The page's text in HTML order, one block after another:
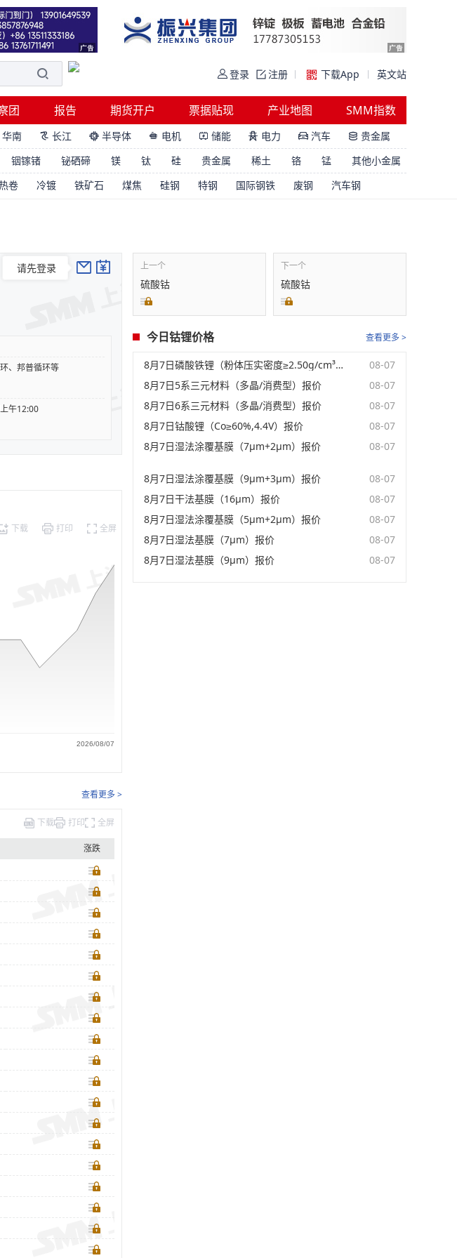
登录 注册 下载App 英文站
团 报告 期货开户 票据贴现 产业地图 SMM指数
华南  长江  半导体  电机  储能  电力  汽车  贵金属
铟镓锗 铋硒碲 镁 钛 硅 贵金属 稀土 铬 锰
其他小金属
卷 冷镀 铁矿石 煤焦 硅钢 特钢 国际钢铁 废钢 汽车钢
请先登录
、邦普循环等
午12:00
2026/08/07
下载 打印 全屏
查看更多 >
下载 打印 全屏
涨跌
上一个
硫酸钴
下一个
硫酸钴
今日钴锂价格 查看更多 >
8月7日磷酸铁锂（粉体压实密度≥2.50g/cm³）报价
08-07
8月7日5系三元材料（多晶/消费型）报价
08-07
8月7日6系三元材料（多晶/消费型）报价
08-07
8月7日钴酸锂（Co≥60%,4.4V）报价
08-07
8月7日湿法涂覆基膜（7μm+2μm）报价
08-07
8月7日湿法涂覆基膜（9μm+3μm）报价
08-07
8月7日干法基膜（16μm）报价
08-07
8月7日湿法涂覆基膜（5μm+2μm）报价
08-07
8月7日湿法基膜（7μm）报价
08-07
8月7日湿法基膜（9μm）报价
08-07